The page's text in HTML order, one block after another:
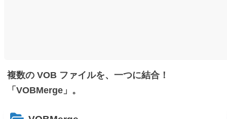
複数の VOB ファイルを、一つに結合！
「VOBMerge」。